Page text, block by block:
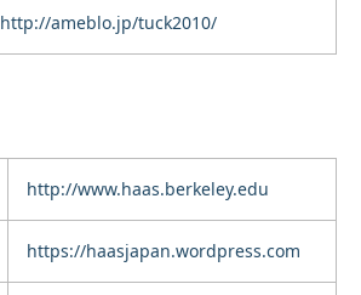
http://ameblo.jp/tuck2010/
http://www.haas.berkeley.edu
https://haasjapan.wordpress.com